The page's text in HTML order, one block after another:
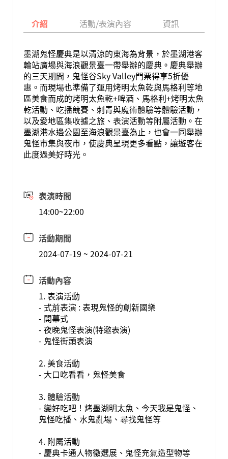
介紹 活動/表演內容 資訊
墨湖鬼怪慶典是以清涼的東海為背景，於墨湖港客
輪站廣場與海浪觀景臺一帶舉辦的慶典。慶典舉辦
的三天期間，鬼怪谷Sky Valley門票得享5折優
惠。而現場也準備了運用烤明太魚乾與馬格利等地
區美食而成的烤明太魚乾+啤酒、馬格利+烤明太魚
乾活動、吃播競賽、刺青與魔術體驗等體驗活動，
以及愛地區集收據之旅、表演活動等附屬活動。在
墨湖港水邊公園至海浪觀景臺為止，也會一同舉辦
鬼怪市集與夜市，使慶典呈現更多看點，讓遊客在
此度過美好時光。
表演時間
14:00~22:00
活動期間
2024-07-19 ~ 2024-07-21
活動內容
1. 表演活動
- 式前表演 : 表現鬼怪的創新國樂
- 開幕式
- 夜晚鬼怪表演(特邀表演)
- 鬼怪街頭表演
2. 美食活動
- 大口吃看看，鬼怪美食
3. 體驗活動
- 變好吃吧！烤墨湖明太魚、今天我是鬼怪、
鬼怪吃播、水鬼亂場、尋找鬼怪等
4. 附屬活動
- 慶典卡通人物徵選展、鬼怪充氣造型物等